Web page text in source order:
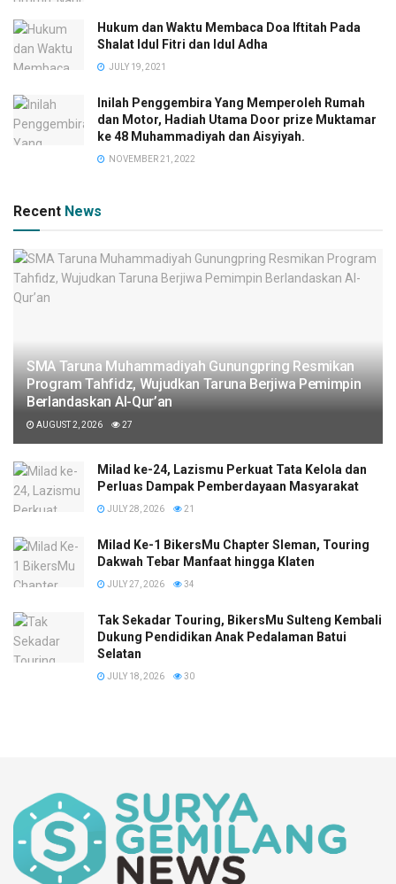
Hukum dan Waktu Membaca Doa Iftitah Pada
Shalat Idul Fitri dan Idul Adha
JULY 19, 2021
Inilah Penggembira Yang Memperoleh Rumah
dan Motor, Hadiah Utama Door prize Muktamar
ke 48 Muhammadiyah dan Aisyiyah.
NOVEMBER 21, 2022
Recent News
SMA Taruna Muhammadiyah Gunungpring Resmikan
Program Tahfidz, Wujudkan Taruna Berjiwa Pemimpin
Berlandaskan Al-Qur’an
AUGUST 2, 2026 27
Milad ke-24, Lazismu Perkuat Tata Kelola dan
Perluas Dampak Pemberdayaan Masyarakat
JULY 28, 2026 21
Milad Ke-1 BikersMu Chapter Sleman, Touring
Dakwah Tebar Manfaat hingga Klaten
JULY 27, 2026 34
Tak Sekadar Touring, BikersMu Sulteng Kembali
Dukung Pendidikan Anak Pedalaman Batui
Selatan
JULY 18, 2026 30